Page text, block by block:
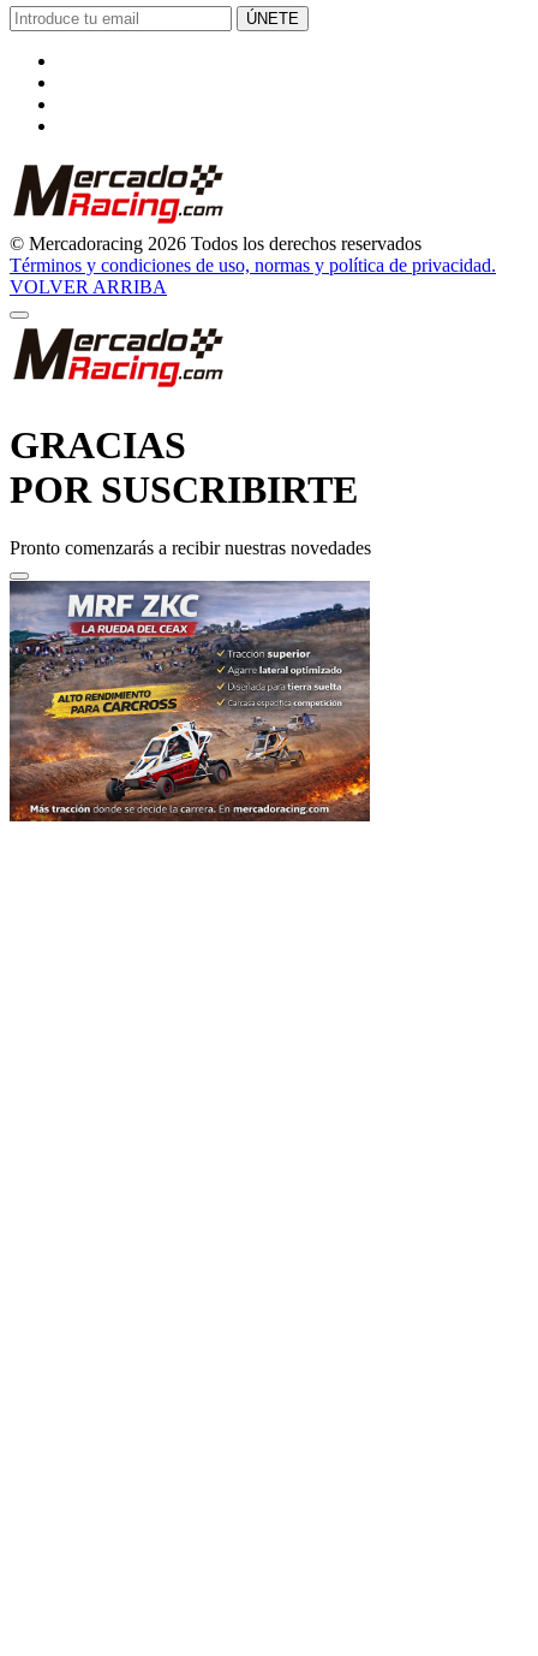
© Mercadoracing 2026 Todos los derechos reservados
Términos y condiciones de uso, normas y política de privacidad.
VOLVER ARRIBA
POR SUSCRIBIRTE